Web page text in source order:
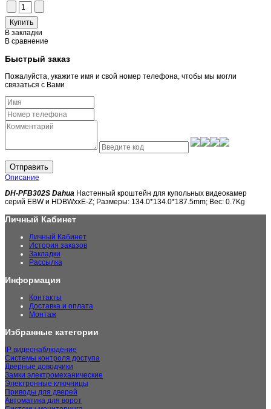
В закладки
В сравнение
Быстрый заказ
Пожалуйста, укажите имя и свой номер телефона, чтобы мы могли
связаться с Вами
Отправить
Описание
DH-PFB302S Dahua Настенный кроштейн для купольных видеокамер
серий EBW и HDBWxxE-Z; Размеры: 134.0*134.0*187.5mm; Вес: 0.7Kg
Личный Кабинет
Личный Кабинет
История заказов
Закладки
Рассылка
Информация
Контакты
Доставка и оплата
Монтаж
Избранные категории
IP видеонаблюдение
Системы контроля доступа
Дверные доводчики
Замки электромеханические
Электронные ключницы
Приводы для дверей
Автоматика для ворот